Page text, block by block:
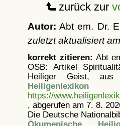
zurück zur
Autor: Abt em. Dr.
zuletzt aktualisiert am
korrekt zitieren: Abt
OSB: Artikel
Heiliger Geist,
Heiligenlexikon
https://
, abgerufen am 7. 8.
Die Deutsche
Ökumenische